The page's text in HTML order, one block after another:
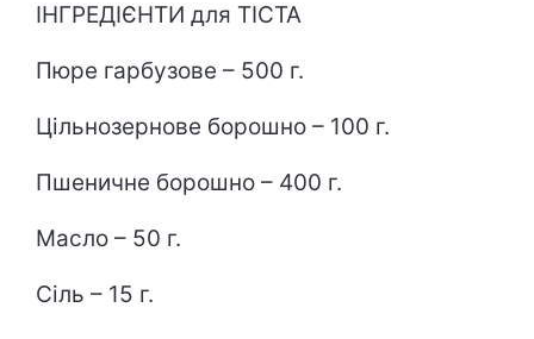
ІНГРЕДІЄНТИ для ТІСТА
Пюре гарбузове – 500 г.
Цільнозернове борошно – 100 г.
Пшеничне борошно – 400 г.
Масло – 50 г.
Сіль – 15 г.